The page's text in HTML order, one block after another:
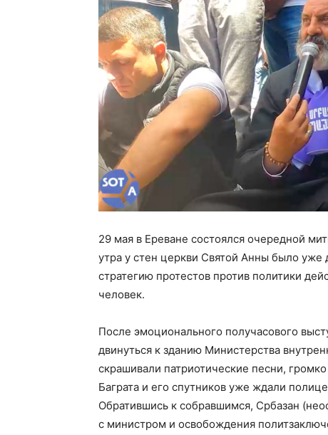
29 мая в Ереване состоялся очередной
утра у стен церкви Святой Анны было
стратегию протестов против политики
человек.
После эмоционального получасового
двинуться к зданию Министерства
скрашивали патриотические песни,
Баграта и его спутников уже ждали
Обратившись к собравшимся, Србазан
с министром и освобождения